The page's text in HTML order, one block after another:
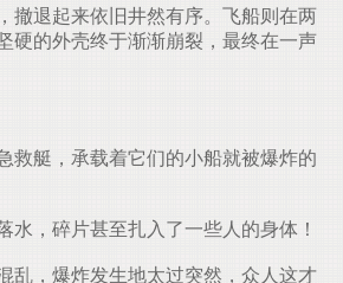
撤退起来依旧井然有序。飞船则在两
硬的外壳终于渐渐崩裂，最终在一声
救艇，承载着它们的小船就被爆炸的
，碎片甚至扎入了一些人的身体！
乱，爆炸发生地太过突然，众人这才